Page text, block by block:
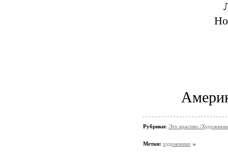
Рубрики: Это красиво./
Метки: художники